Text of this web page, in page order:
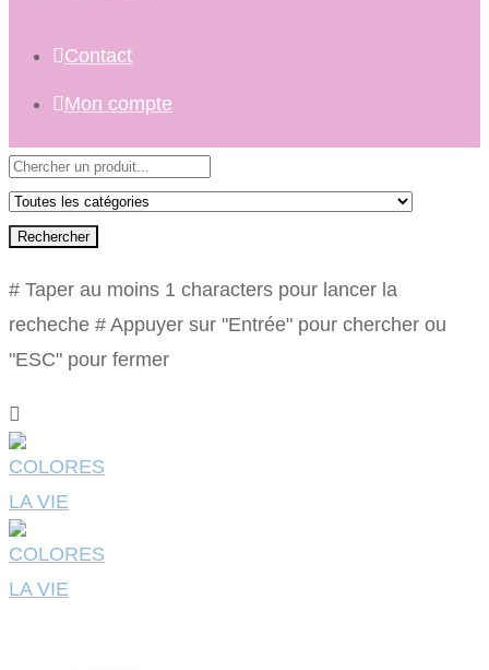
Contact
Mon compte
Rechercher
# Taper au moins 1 characters pour lancer la
recheche # Appuyer sur "Entrée" pour chercher ou
"ESC" pour fermer